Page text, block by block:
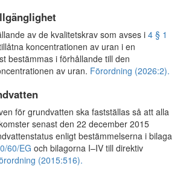
av de kvalitetskrav som avses i 4 § 1
koncentrationen av uran i en
bestämmas i förhållande till den
av uran. Förordning (2026:2).
för grundvatten ska fastställas så att alla
senast den 22 december 2015
enligt bestämmelserna i bilaga
60/EG och bilagorna I–IV till direktiv
(2015:516).